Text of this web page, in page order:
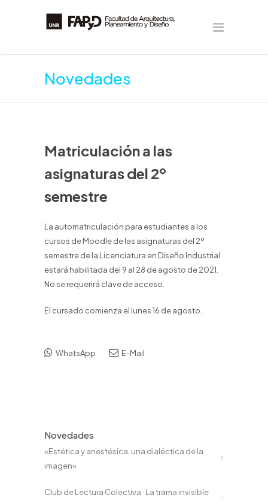
Novedades
Matriculación a las
asignaturas del 2º
semestre
La automatriculación para estudiantes a los
cursos de Moodle de las asignaturas del 2º
semestre de la Licenciatura en Diseño Industrial
estará habilitada del 9 al 28 de agosto de 2021.
No se requerirá clave de acceso.
El cursado comienza el lunes 16 de agosto.
WhatsApp E-Mail
Novedades
«Estética y anestésica, una dialéctica de la
imagen»
Club de Lectura Colectiva · La trama invisible